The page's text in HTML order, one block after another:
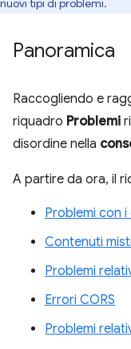
nuovi tipi di problemi.
Panoramica
Raccogliendo e
riquadro Problemi
disordine nella
A partire da ora, il
Problemi con
Contenuti misti
Problemi
Errori CORS
Problemi